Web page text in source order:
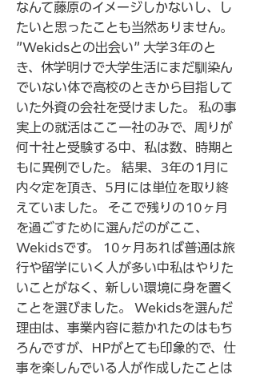
なんて藤原のイメージしかないし、し
たいと思ったことも当然ありません。
”Wekidsとの出会い” 大学3年のと
き、休学明けで大学生活にまだ馴染ん
でいない体で高校のときから目指して
いた外資の会社を受けました。 私の事
実上の就活はここ一社のみで、周りが
何十社と受験する中、私は数、時期と
もに異例でした。 結果、3年の1月に
内々定を頂き、5月には単位を取り終
えていました。 そこで残りの10ヶ月
を過ごすために選んだのがここ、
Wekidsです。 10ヶ月あれば普通は旅
行や留学にいく人が多い中私はやりた
いことがなく、新しい環境に身を置く
ことを選びました。 Wekidsを選んだ
理由は、事業内容に惹かれたのはもち
ろんですが、HPがとても印象的で、仕
事を楽しんでいる人が作成したことは